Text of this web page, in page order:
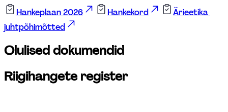
Hankeplaan 2026 Hankekord
Ärieetika
juhtpõhimõtted
Olulised dokumendid
Riigihangete register